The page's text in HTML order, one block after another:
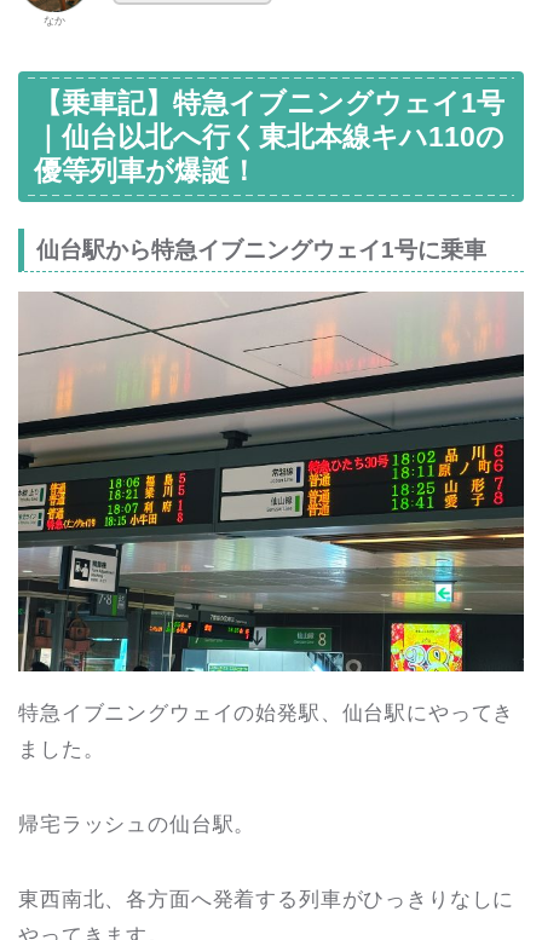
なか
【乗車記】特急イブニングウェイ1号
｜仙台以北へ行く東北本線キハ110の
優等列車が爆誕！
仙台駅から特急イブニングウェイ1号に乗車
特急イブニングウェイの始発駅、仙台駅にやってき
ました。
帰宅ラッシュの仙台駅。
東西南北、各方面へ発着する列車がひっきりなしに